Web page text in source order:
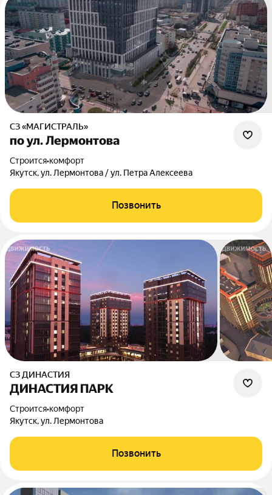
СЗ «МАГИСТРАЛЬ»
по ул. Лермонтова
Строится•комфорт
Якутск, ул. Лермонтова / ул. Петра Алексеева
Позвонить
СЗ ДИНАСТИЯ
ДИНАСТИЯ ПАРК
Строится•комфорт
Якутск, ул. Лермонтова
Позвонить